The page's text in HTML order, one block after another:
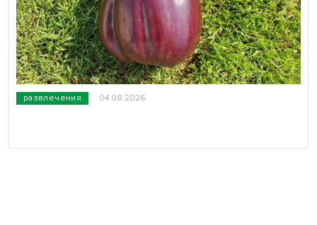
развлечения 04.08.2026